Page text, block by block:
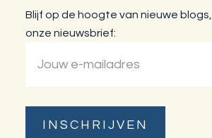
Blijf op de hoogte van nieuwe
onze nieuwsbrief: